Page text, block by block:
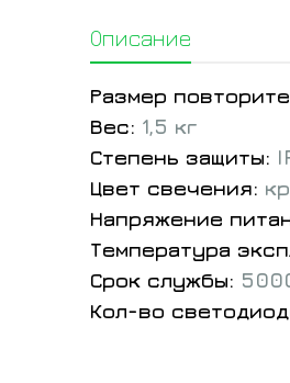
Описание
Размер
Вес: 1,5 кг
Степень защиты:
Цвет свечения:
Напряжение
Температура
Срок службы:
Кол-во